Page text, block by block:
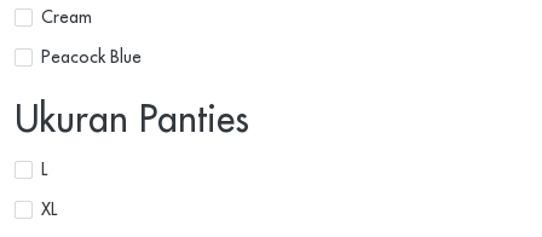
Cream
Peacock Blue
Ukuran Panties
L
XL